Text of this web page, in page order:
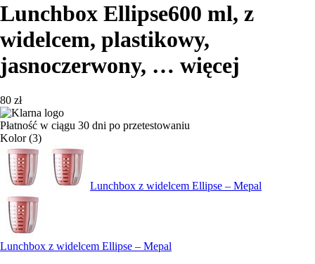
Lunchbox Ellipse600 ml, z
widelcem, plastikowy,
jasnoczerwony, … więcej
80 zł
Płatność w ciągu 30 dni po przetestowaniu
Kolor (3)
Lunchbox z widelcem Ellipse – Mepal
Lunchbox z widelcem Ellipse – Mepal